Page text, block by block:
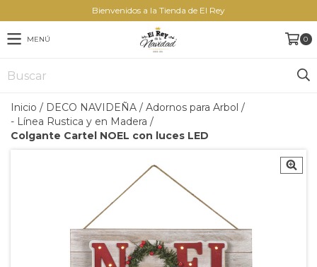
Bienvenidos a la Tienda de El Rey
MENÚ 0
Inicio / DECO NAVIDEÑA / Adornos para Arbol /
- Línea Rustica y en Madera /
Colgante Cartel NOEL con luces LED